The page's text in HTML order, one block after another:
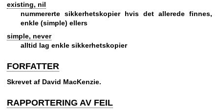
existing, nil
nummererte sikkerhetskopier hvis det allerede finnes,
enkle (simple) ellers
simple, never
alltid lag enkle sikkerhetskopier
FORFATTER
Skrevet af David MacKenzie.
RAPPORTERING AV FEIL